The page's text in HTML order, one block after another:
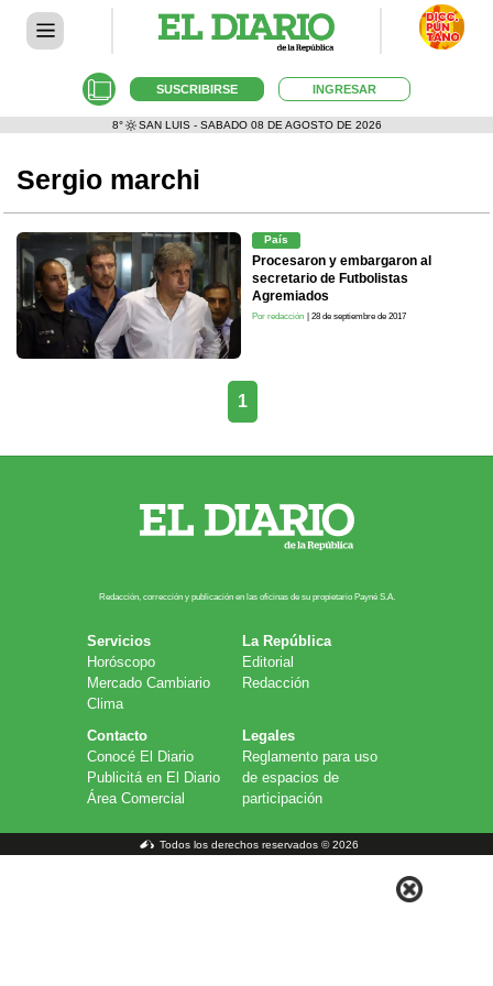
SUSCRIBIRSE INGRESAR
8° SAN LUIS - SABADO 08 DE AGOSTO DE 2026
Sergio marchi
País
Procesaron y embargaron al
secretario de Futbolistas
Agremiados
Por redacción | 28 de septiembre de 2017
1
Redacción, corrección y publicación en las oficinas de su propietario Payn​é S.A.
Servicios
Horóscopo
Mercado Cambiario
Clima
La República
Editorial
Redacción
Contacto
Conocé El Diario
Publicitá en El Diario
Área Comercial
Legales
Reglamento para uso
de espacios de
participación
Todos los derechos reservados © 2026